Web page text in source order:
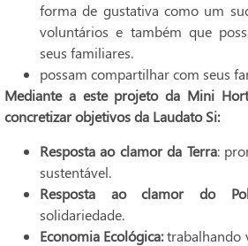
forma de gustativa como um
voluntários e também que
seus familiares.
possam compartilhar com seus
Mediante a este projeto da Mini
concretizar objetivos da Laudato Si:
Resposta ao clamor da Terra:
sustentável.
Resposta ao clamor do
solidariedade.
Economia Ecológica:trabalhando